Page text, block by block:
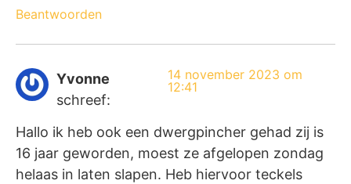
Beantwoorden
Yvonne
schreef:
14 november 2023 om
12:41
Hallo ik heb ook een dwergpincher gehad zij is
16 jaar geworden, moest ze afgelopen zondag
helaas in laten slapen. Heb hiervoor teckels